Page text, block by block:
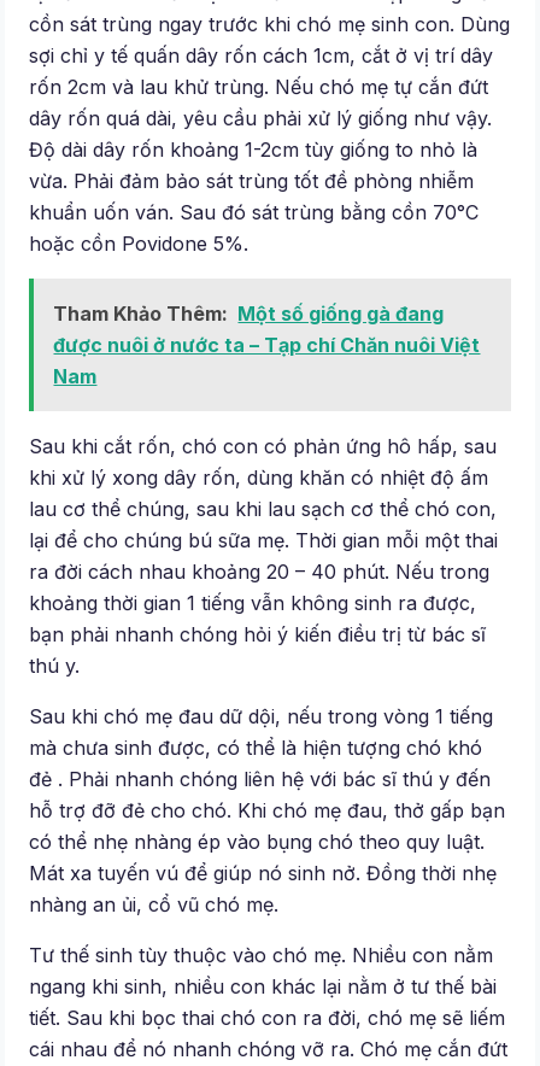
cồn sát trùng ngay trước khi chó mẹ sinh con. Dùng
sợi chỉ y tế quấn dây rốn cách 1cm, cắt ở vị trí dây
rốn 2cm và lau khử trùng. Nếu chó mẹ tự cắn đứt
dây rốn quá dài, yêu cầu phải xử lý giống như vậy.
Độ dài dây rốn khoảng 1-2cm tùy giống to nhỏ là
vừa. Phải đảm bảo sát trùng tốt đề phòng nhiễm
khuẩn uốn ván. Sau đó sát trùng bằng cồn 70°C
hoặc cồn Povidone 5%.
Tham Khảo Thêm: Một số giống gà đang
được nuôi ở nước ta – Tạp chí Chăn nuôi Việt
Nam
Sau khi cắt rốn, chó con có phản ứng hô hấp, sau
khi xử lý xong dây rốn, dùng khăn có nhiệt độ ấm
lau cơ thể chúng, sau khi lau sạch cơ thể chó con,
lại để cho chúng bú sữa mẹ. Thời gian mỗi một thai
ra đời cách nhau khoảng 20 – 40 phút. Nếu trong
khoảng thời gian 1 tiếng vẫn không sinh ra được,
bạn phải nhanh chóng hỏi ý kiến điều trị từ bác sĩ
thú y.
Sau khi chó mẹ đau dữ dội, nếu trong vòng 1 tiếng
mà chưa sinh được, có thể là hiện tượng chó khó
đẻ . Phải nhanh chóng liên hệ với bác sĩ thú y đến
hỗ trợ đỡ đẻ cho chó. Khi chó mẹ đau, thở gấp bạn
có thể nhẹ nhàng ép vào bụng chó theo quy luật.
Mát xa tuyến vú để giúp nó sinh nở. Đồng thời nhẹ
nhàng an ủi, cổ vũ chó mẹ.
Tư thế sinh tùy thuộc vào chó mẹ. Nhiều con nằm
ngang khi sinh, nhiều con khác lại nằm ở tư thế bài
tiết. Sau khi bọc thai chó con ra đời, chó mẹ sẽ liếm
cái nhau để nó nhanh chóng vỡ ra. Chó mẹ cắn đứt